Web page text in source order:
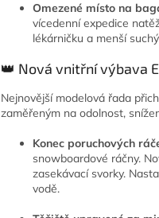
Omezené místo na
vícedenní expedice
lékárničku a menší
👑 Nová vnitřní výbava
Nejnovější modelová řada
zaměřeným na odolnost,
Konec poruchových
snowboardové ráčny.
zasekávací svorky.
vodě.